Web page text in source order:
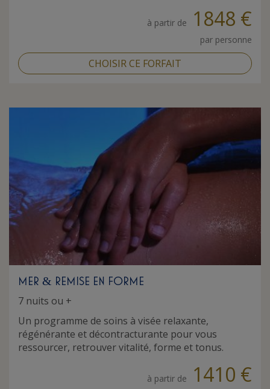
à partir de 1848 €
par personne
CHOISIR CE FORFAIT
MER & REMISE EN FORME
7 nuits ou +
Un programme de soins à visée relaxante,
régénérante et décontracturante pour vous
ressourcer, retrouver vitalité, forme et tonus.
à partir de 1410 €